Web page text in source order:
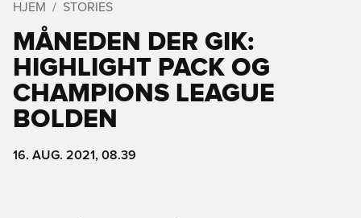
HJEM STORIES
MÅNEDEN DER GIK:
HIGHLIGHT PACK OG
CHAMPIONS LEAGUE
BOLDEN
16. AUG. 2021, 08.39